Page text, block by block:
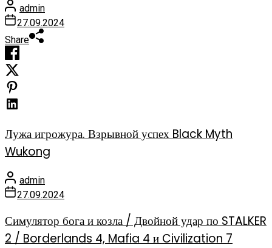
admin
27.09.2024
Share
Лужа игрожура. Взрывной успех Black Myth
Wukong
admin
27.09.2024
Симулятор бога и козла / Двойной удар по STALKER
2 / Borderlands 4, Mafia 4 и Civilization 7